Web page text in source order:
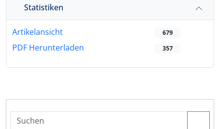
Statistiken
Artikelansicht 679
PDF Herunterladen 357